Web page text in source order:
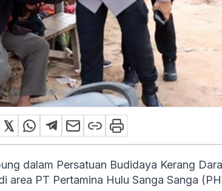
dalam Persatuan Budidaya Kerang Dara
area PT Pertamina Hulu Sanga Sanga